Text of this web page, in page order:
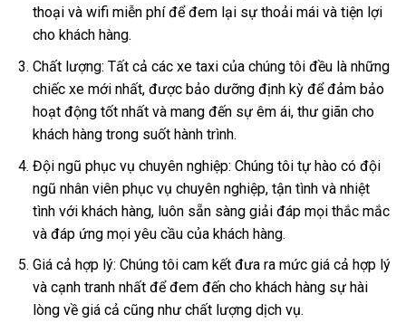
thoại và wifi miễn phí để đem lại sự thoải mái và tiện lợi
cho khách hàng.
Chất lượng: Tất cả các xe taxi của chúng tôi đều là những
chiếc xe mới nhất, được bảo dưỡng định kỳ để đảm bảo
hoạt động tốt nhất và mang đến sự êm ái, thư giãn cho
khách hàng trong suốt hành trình.
Đội ngũ phục vụ chuyên nghiệp: Chúng tôi tự hào có đội
ngũ nhân viên phục vụ chuyên nghiệp, tận tình và nhiệt
tình với khách hàng, luôn sẵn sàng giải đáp mọi thắc mắc
và đáp ứng mọi yêu cầu của khách hàng.
Giá cả hợp lý: Chúng tôi cam kết đưa ra mức giá cả hợp lý
và cạnh tranh nhất để đem đến cho khách hàng sự hài
lòng về giá cả cũng như chất lượng dịch vụ.